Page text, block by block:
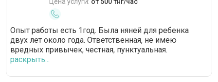
Опыт работы есть 1год. Была няней для ребенка
двух лет около года. Ответственная, не имею
вредных привычек, честная, пунктуальная.
раскрыть...